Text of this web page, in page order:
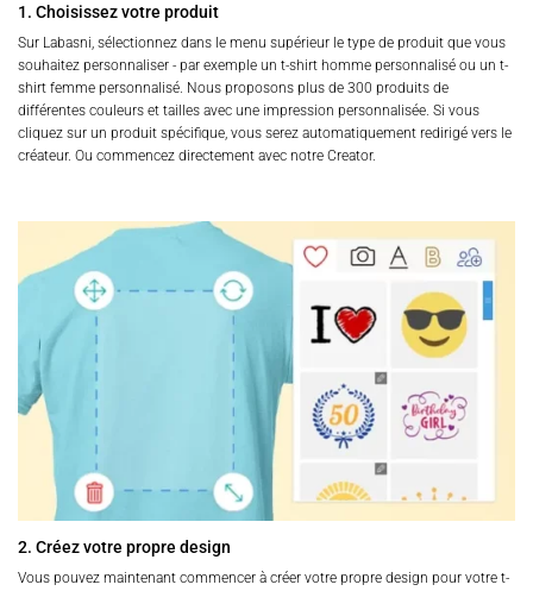
1. Choisissez votre produit
Sur Labasni, sélectionnez dans le menu supérieur le type de produit que vous
souhaitez personnaliser - par exemple un t-shirt homme personnalisé ou un t-
shirt femme personnalisé. Nous proposons plus de 300 produits de
différentes couleurs et tailles avec une impression personnalisée. Si vous
cliquez sur un produit spécifique, vous serez automatiquement redirigé vers le
créateur. Ou commencez directement avec notre Creator.
2. Créez votre propre design
Vous pouvez maintenant commencer à créer votre propre design pour votre t-